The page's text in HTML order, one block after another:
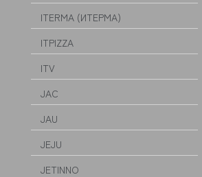
ITERMA (ИТЕРМА)
ITPIZZA
ITV
JAC
JAU
JEJU
JETINNO